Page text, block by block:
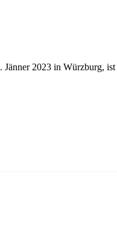
2023 in Würzburg,